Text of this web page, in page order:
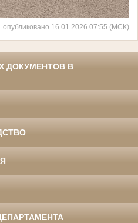
опубликовано 16.01.2026 07:55 (МСК)
ДОКУМЕНТОВ В